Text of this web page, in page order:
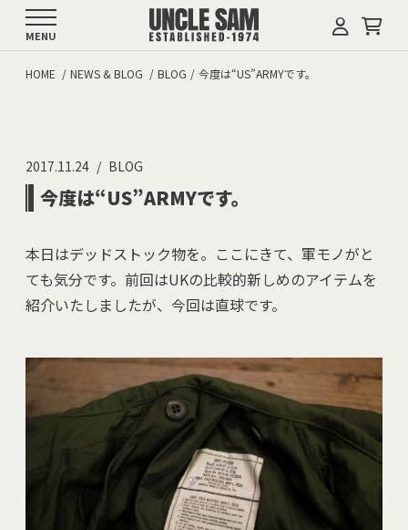
MENU
HOME NEWS & BLOG BLOG 今度は“US”ARMYです。
2017.11.24 BLOG
今度は“US”ARMYです。
本日はデッドストック物を。ここにきて、軍モノがと
ても気分です。前回はUKの比較的新しめのアイテムを
紹介いたしましたが、今回は直球です。